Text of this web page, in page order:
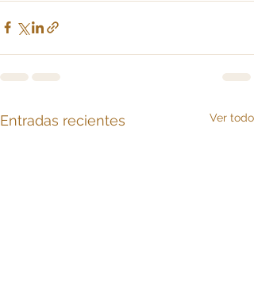
Entradas recientes Ver todo